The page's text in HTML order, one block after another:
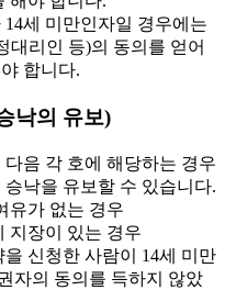
세 미만인자일 경우에는
대리인 등)의 동의를 얻어
합니다.
낙의 유보)
음 각 호에 해당하는 경우
낙을 유보할 수 있습니다.
유가 없는 경우
지장이 있는 경우
을 신청한 사람이 14세 미만
자의 동의를 득하지 않았